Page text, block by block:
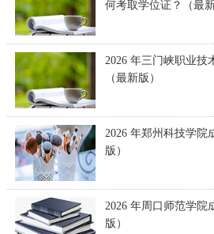
何考取学位证？（最新
2026 年三门峡职业技
（最新版）
2026 年郑州科技学院
版）
2026 年周口师范学院
版）